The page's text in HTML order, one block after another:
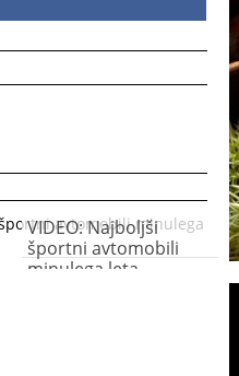
VIDEO: Najboljši
športni avtomobili
minulega leta